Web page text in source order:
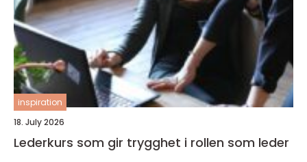
inspiration
18. July 2026
Lederkurs som gir trygghet i rollen som leder